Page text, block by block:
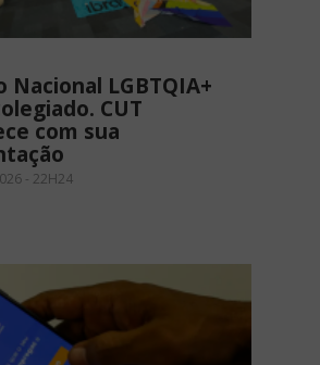
Nacional LGBTQIA+
CUT
com sua
- 22H24